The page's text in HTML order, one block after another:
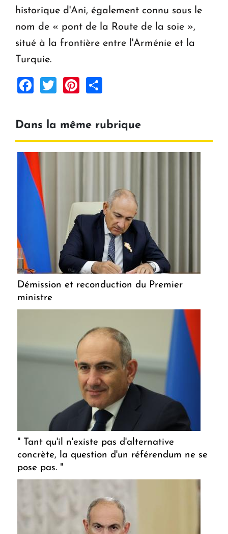
historique d'Ani, également connu sous le
nom de « pont de la Route de la soie »,
situé à la frontière entre l'Arménie et la
Turquie.
Facebook
TwitterPinterest
Dans la même rubrique
Démission et reconduction du Premier
ministre
" Tant qu'il n'existe pas d'alternative
concrète, la question d'un référendum ne se
pose pas. "